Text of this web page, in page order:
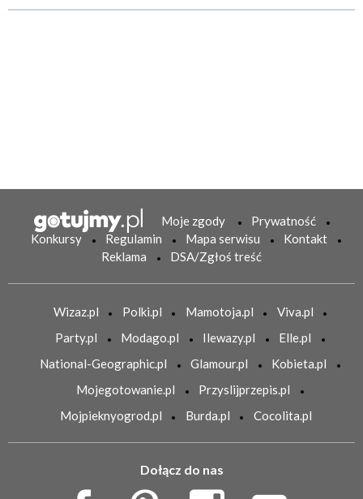
Moje zgody
Prywatność
Konkursy
Regulamin Mapa serwisu
Kontakt
Reklama
DSA/Zgłoś treść
Wizaz.pl Polki.pl Mamotoja.pl
Viva.pl
Party.pl
Modago.pl Ilewazy.pl
Elle.pl
National-Geographic.pl
Glamour.pl
Kobieta.pl
Mojegotowanie.pl
Przyslijprzepis.pl
Mojpieknyogrod.pl
Burda.pl Cocolita.pl
Dołącz do nas